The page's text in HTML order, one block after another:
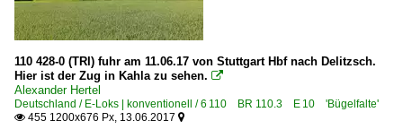
110 428-0 (TRI) fuhr am 11.06.17 von Stuttgart Hbf nach Delitzsch.
Hier ist der Zug in Kahla zu sehen. 
Alexander Hertel
Deutschland / E-Loks | konventionell / 6 110 BR 110.3 E 10 'Bügelfalte'
 455 1200x676 Px, 13.06.2017 